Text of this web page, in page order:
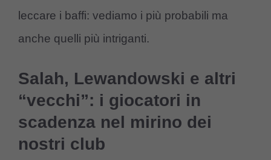
leccare i baffi: vediamo i più probabili ma
anche quelli più intriganti.
Salah, Lewandowski e altri
“vecchi”: i giocatori in
scadenza nel mirino dei
nostri club